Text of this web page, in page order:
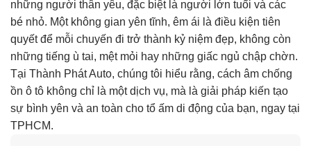
những người thân yêu, đặc biệt là người lớn tuổi và các
bé nhỏ. Một không gian yên tĩnh, êm ái là điều kiện tiên
quyết để mỗi chuyến đi trở thành kỷ niệm đẹp, không còn
những tiếng ù tai, mệt mỏi hay những giấc ngủ chập chờn.
Tại Thành Phát Auto, chúng tôi hiểu rằng, cách âm chống
ồn ô tô không chỉ là một dịch vụ, mà là giải pháp kiến tạo
sự bình yên và an toàn cho tổ ấm di động của bạn, ngay tại
TPHCM.